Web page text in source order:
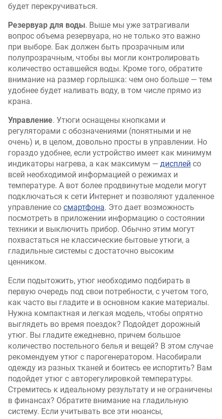
будет перекручиваться.
Резервуар для воды. Выше мы уже затрагивали
вопрос объема резервуара, но не только это важно
при выборе. Бак должен быть прозрачным или
полупрозрачным, чтобы вы могли контролировать
количество оставшейся воды. Кроме того, обратите
внимание на размер горлышка: чем оно больше — тем
удобнее будет наливать воду, в том числе прямо из
крана.
Управление. Утюги оснащены кнопками и
регуляторами с обозначениями (понятными и не
очень) и, в целом, довольно просты в управлении. Но
гораздо удобнее, если устройство имеет как минимум
индикаторы нагрева, а как максимум — дисплей со
всей необходимой информацией о режимах и
температуре. А вот более продвинутые модели могут
подключаться к сети Интернет и позволяют удаленное
управление со смартфона. Это дает возможность
посмотреть в приложении информацию о состоянии
техники и выключить прибор. Обычно этим могут
похвастаться не классические бытовые утюги, а
гладильные системы с достаточно высоким
ценником.
Если подытожить, утюг необходимо подбирать в
первую очередь под свои потребности, с учетом того,
как часто вы гладите и в основном какие материалы.
Нужна компактная и легкая модель, чтобы опрятно
выглядеть во время поездок? Подойдет дорожный
утюг. Вы гладите ежедневно, причем большое
количество постельного белья и вещей? В этом случае
рекомендуем утюг с парогенератором. Насобирали
одежду из разных тканей и боитесь ее испортить? Вам
подойдет утюг с авторегулировкой температуры.
Стремитесь к идеальному результату и не ограничены
в финансах? Обратите внимание на гладильную
систему. Если учитывать все эти нюансы,